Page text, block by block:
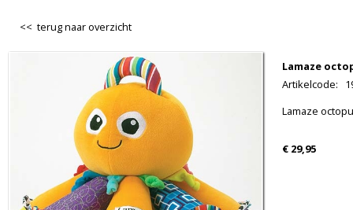
<< terug naar overzicht
Lamaze
Artikelcode:
Lamaze
€ 29,95